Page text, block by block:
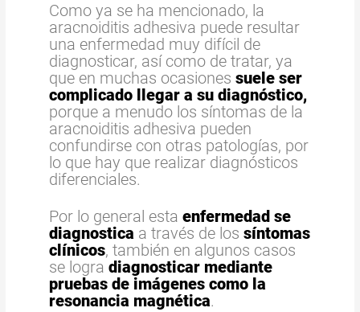
Como ya se ha mencionado, la
aracnoiditis adhesiva puede resultar
una enfermedad muy difícil de
diagnosticar, así como de tratar, ya
que en muchas ocasionessuele ser
complicado llegar a su diagnóstico,
porque a menudo los síntomas de la
aracnoiditis adhesiva pueden
confundirse con otras patologías, por
lo que hay que realizar diagnósticos
diferenciales.
Por lo general estaenfermedad se
diagnostica a través de lossíntomas
clínicos, también en algunos casos
se logradiagnosticar mediante
pruebas de imágenes como la
resonancia magnética.